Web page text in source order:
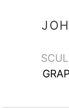
Werkzeuge
Sektionen